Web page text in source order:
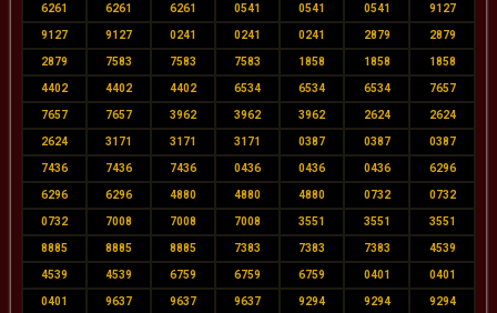
6261 6261 6261 0541 0541 0541 9127
9127 9127 0241 0241 0241 2879 2879
2879 7583 7583 7583 1858 1858 1858
4402 4402 4402 6534 6534 6534 7657
7657 7657 3962 3962 3962 2624 2624
2624 3171 3171 3171 0387 0387 0387
7436 7436 7436 0436 0436 0436 6296
6296 6296 4880 4880 4880 0732 0732
0732 7008 7008 7008 3551 3551 3551
8885 8885 8885 7383 7383 7383 4539
4539 4539 6759 6759 6759 0401 0401
0401 9637 9637 9637 9294 9294 9294